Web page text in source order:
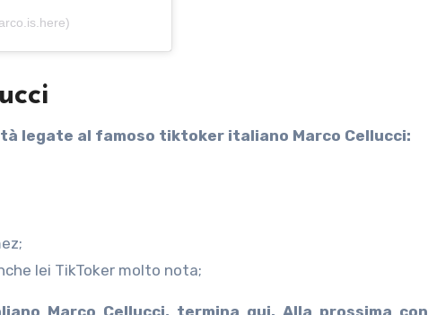
legate al famoso tiktoker italiano Marco Cellucci:
lei TikToker molto nota;
Marco Cellucci, termina qui. Alla prossima